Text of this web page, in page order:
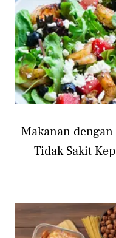
Makanan
Tidak Sakit